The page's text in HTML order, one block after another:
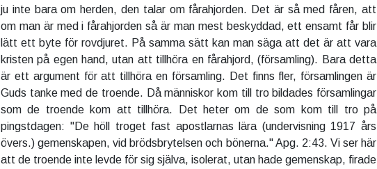
ju inte bara om herden, den talar om fårahjorden. Det är så med fåren, att
om man är med i fårahjorden så är man mest beskyddad, ett ensamt får blir
lätt ett byte för rovdjuret. På samma sätt kan man säga att det är att vara
kristen på egen hand, utan att tillhöra en fårahjord, (församling). Bara detta
är ett argument för att tillhöra en församling. Det finns fler, församlingen är
Guds tanke med de troende. Då människor kom till tro bildades församlingar
som de troende kom att tillhöra. Det heter om de som kom till tro på
pingstdagen: "De höll troget fast apostlarnas lära (undervisning 1917 års
övers.) gemenskapen, vid brödsbrytelsen och bönerna." Apg. 2:43. Vi ser här
att de troende inte levde för sig själva, isolerat, utan hade gemenskap, firade